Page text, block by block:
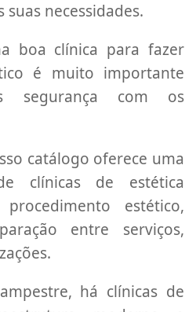
necessidades.
boa clínica para fazer
é muito importante
segurança com os
catálogo oferece uma
clínicas de estética
estético,
entre serviços,
há clínicas de